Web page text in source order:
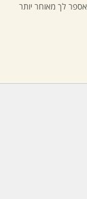
אספר לך מאוחר יותר